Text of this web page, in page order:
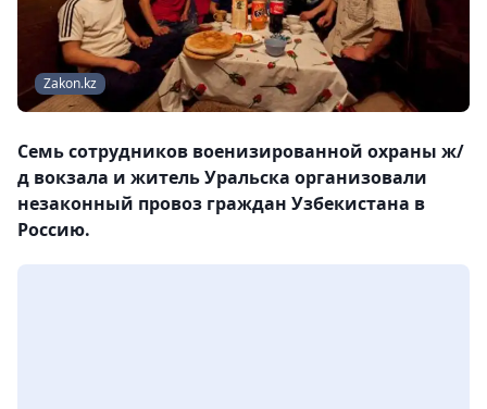
Zakon.kz
Семь сотрудников военизированной охраны ж/
д вокзала и житель Уральска организовали
незаконный провоз граждан Узбекистана в
Россию.